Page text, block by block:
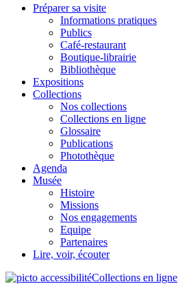
Préparer sa visite
Informations pratiques
Publics
Café-restaurant
Boutique-librairie
Bibliothèque
Expositions
Collections
Nos collections
Collections en ligne
Glossaire
Publications
Photothèque
Agenda
Musée
Histoire
Missions
Nos engagements
Equipe
Partenaires
Lire, voir, écouter
Collections en ligne